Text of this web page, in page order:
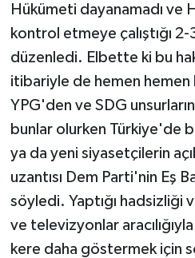
Hükümeti dayanamadı ve
kontrol etmeye çalıştığı
düzenledi. Elbette ki bu
itibariyle de hemen
YPG'den ve SDG
bunlar olurken Türkiye'de
ya da yeni siyasetçilerin
uzantısı Dem Parti'nin Eş
söyledi. Yaptığı hadsizliği
ve televizyonlar
kere daha göstermek için